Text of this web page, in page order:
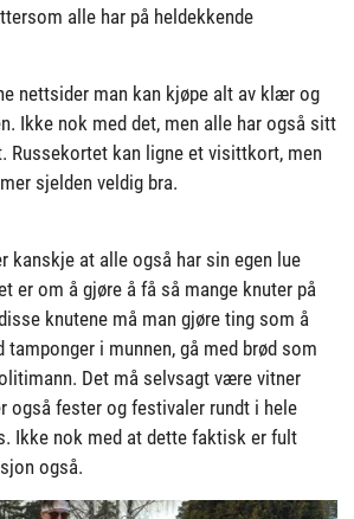
alle har på heldekkende
nettsider man kan kjøpe alt av klær og
Ikke nok med det, men alle har også sitt
Russekortet kan ligne et visittkort, men
sjelden veldig bra.
kanskje at alle også har sin egen lue
er om å gjøre å få så mange knuter på
knutene må man gjøre ting som å
i munnen, gå med brød som
Det må selvsagt være vitner
også fester og festivaler rundt i hele
Ikke nok med at dette faktisk er fult
også.